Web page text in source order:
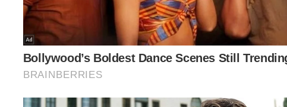
Ketika ditemui, Dedik tidak mengalami kecederaan.
Menurut Retno, lelaki berkenaan memiliki rekod
kesihatan penyakit kemurungan.